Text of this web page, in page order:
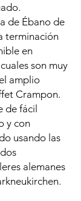
de Ébano de
terminación
en
son muy
amplio
Crampon.
de fácil
y con
usando las
alemanes